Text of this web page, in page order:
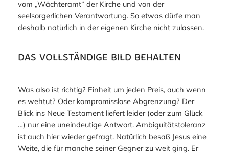
vom „Wächteramt“ der Kirche und von der
seelsorgerlichen Verantwortung. So etwas dürfe man
deshalb natürlich in der eigenen Kirche nicht zulassen.
DAS VOLLSTÄNDIGE BILD BEHALTEN
Was also ist richtig? Einheit um jeden Preis, auch wenn
es wehtut? Oder kompromisslose Abgrenzung? Der
Blick ins Neue Testament liefert leider (oder zum Glück
…) nur eine uneindeutige Antwort. Ambiguitätstoleranz
ist auch hier wieder gefragt. Natürlich besaß Jesus eine
Weite, die für manche seiner Gegner zu weit ging. Er